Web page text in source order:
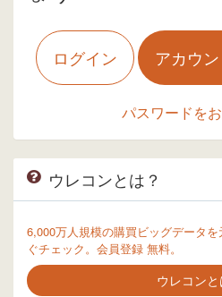
ログイン アカウン
パスワードを
ウレコンとは？
6,000万人規模の購買ビッグデータ
ぐチェック。会員登録 無料。
ウレコンと